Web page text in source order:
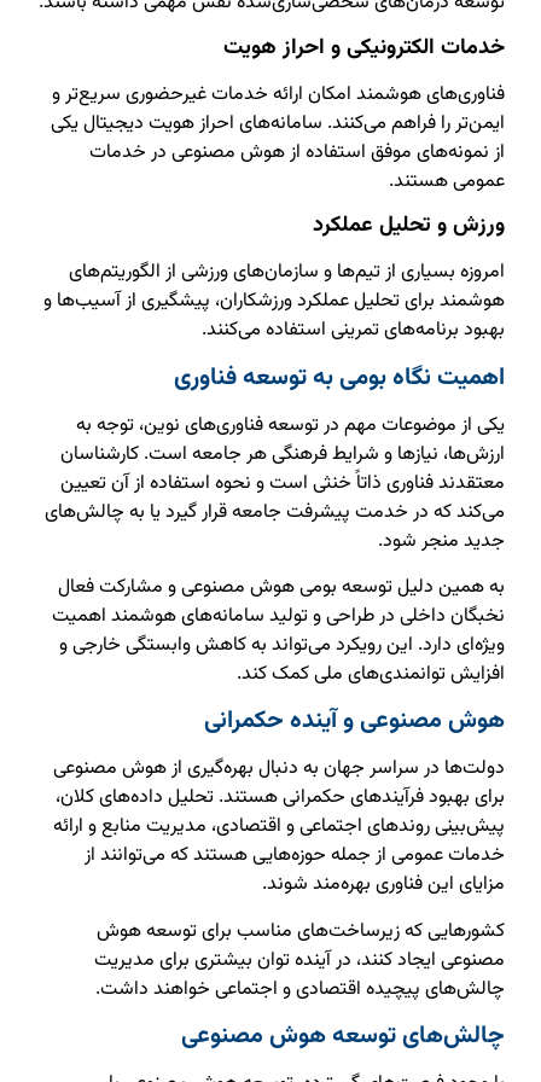
خدمات الکترونیکی و احراز هویت
فناوری‌های هوشمند امکان ارائه خدمات غیرحضوری سریع‌تر و
ایمن‌تر را فراهم می‌کنند. سامانه‌های احراز هویت دیجیتال یکی
از نمونه‌های موفق استفاده از هوش مصنوعی در خدمات
عمومی هستند.
ورزش و تحلیل عملکرد
امروزه بسیاری از تیم‌ها و سازمان‌های ورزشی از الگوریتم‌های
هوشمند برای تحلیل عملکرد ورزشکاران، پیشگیری از آسیب‌ها و
بهبود برنامه‌های تمرینی استفاده می‌کنند.
اهمیت نگاه بومی به توسعه فناوری
یکی از موضوعات مهم در توسعه فناوری‌های نوین، توجه به
ارزش‌ها، نیازها و شرایط فرهنگی هر جامعه است. کارشناسان
معتقدند فناوری ذاتاً خنثی است و نحوه استفاده از آن تعیین
می‌کند که در خدمت پیشرفت جامعه قرار گیرد یا به چالش‌های
جدید منجر شود.
به همین دلیل توسعه بومی هوش مصنوعی و مشارکت فعال
نخبگان داخلی در طراحی و تولید سامانه‌های هوشمند اهمیت
ویژه‌ای دارد. این رویکرد می‌تواند به کاهش وابستگی خارجی و
افزایش توانمندی‌های ملی کمک کند.
هوش مصنوعی و آینده حکمرانی
دولت‌ها در سراسر جهان به دنبال بهره‌گیری از هوش مصنوعی
برای بهبود فرآیندهای حکمرانی هستند. تحلیل داده‌های کلان،
پیش‌بینی روندهای اجتماعی و اقتصادی، مدیریت منابع و ارائه
خدمات عمومی از جمله حوزه‌هایی هستند که می‌توانند از
مزایای این فناوری بهره‌مند شوند.
کشورهایی که زیرساخت‌های مناسب برای توسعه هوش
مصنوعی ایجاد کنند، در آینده توان بیشتری برای مدیریت
چالش‌های پیچیده اقتصادی و اجتماعی خواهند داشت.
چالش‌های توسعه هوش مصنوعی